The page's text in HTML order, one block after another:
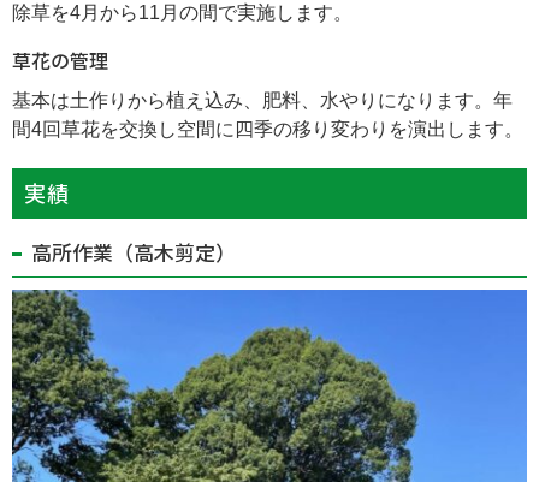
除草を4月から11月の間で実施します。
草花の管理
基本は土作りから植え込み、肥料、水やりになります。年
間4回草花を交換し空間に四季の移り変わりを演出します。
実績
高所作業（高木剪定）